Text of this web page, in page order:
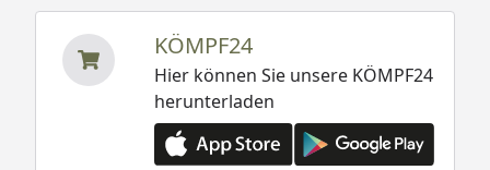
KÖMPF24
Hier können Sie unsere KÖMPF24
herunterladen